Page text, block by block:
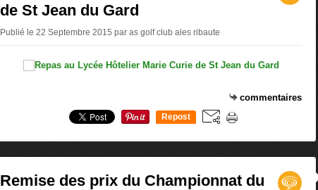
de St Jean du Gard
Publié le 22 Septembre 2015 par as golf club ales ribaute
commentaires
Repost
Remise des prix du Championnat du